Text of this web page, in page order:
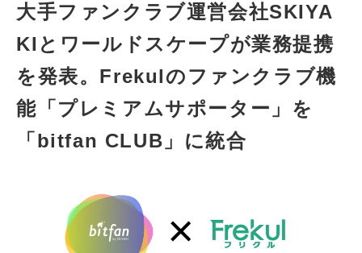
大手ファンクラブ運営会社SKIYA
KIとワールドスケープが業務提携
を発表。Frekulのファンクラブ機
能「プレミアムサポーター」を
「bitfan CLUB」に統合